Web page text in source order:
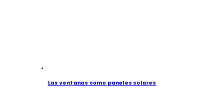
Las ventanas como paneles solares